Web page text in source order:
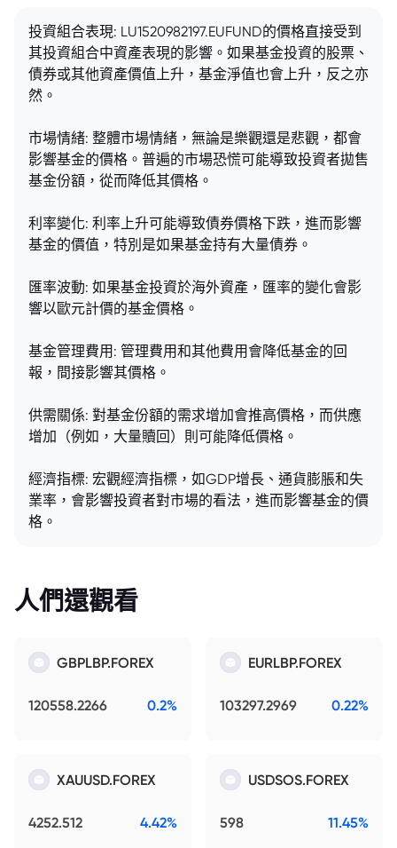
投資組合表現: LU1520982197.EUFUND的價格直接受到
其投資組合中資產表現的影響。如果基金投資的股票、
債券或其他資產價值上升，基金淨值也會上升，反之亦
然。
市場情緒: 整體市場情緒，無論是樂觀還是悲觀，都會
影響基金的價格。普遍的市場恐慌可能導致投資者拋售
基金份額，從而降低其價格。
利率變化: 利率上升可能導致債券價格下跌，進而影響
基金的價值，特別是如果基金持有大量債券。
匯率波動: 如果基金投資於海外資產，匯率的變化會影
響以歐元計價的基金價格。
基金管理費用: 管理費用和其他費用會降低基金的回
報，間接影響其價格。
供需關係: 對基金份額的需求增加會推高價格，而供應
增加（例如，大量贖回）則可能降低價格。
經濟指標: 宏觀經濟指標，如GDP增長、通貨膨脹和失
業率，會影響投資者對市場的看法，進而影響基金的價
格。
人們還觀看
GBPLBP.FOREX
120558.2266 0.2%
EURLBP.FOREX
103297.2969 0.22%
XAUUSD.FOREX
4252.512 4.42%
USDSOS.FOREX
598 11.45%